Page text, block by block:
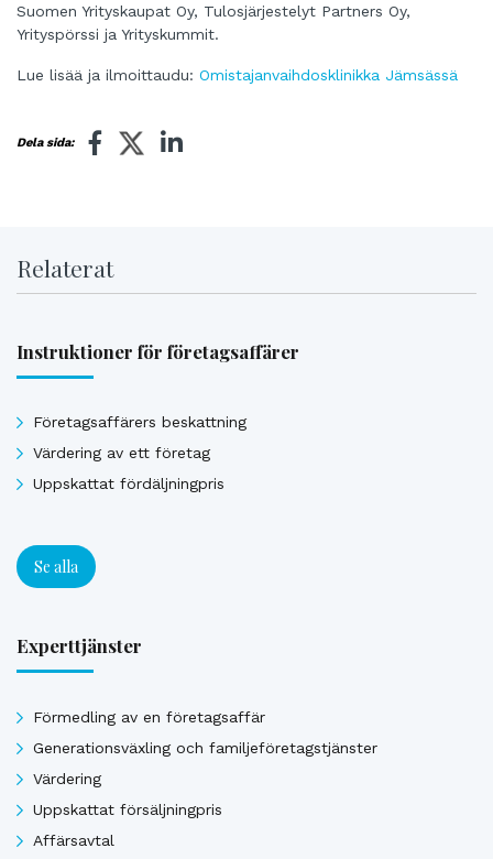
Suomen Yrityskaupat Oy, Tulosjärjestelyt Partners Oy,
Yrityspörssi ja Yrityskummit.
Lue lisää ja ilmoittaudu: Omistajanvaihdosklinikka Jämsässä
Dela sida:
Relaterat
Instruktioner för företagsaffärer
Företagsaffärers beskattning
Värdering av ett företag
Uppskattat fördäljningpris
Se alla
Experttjänster
Förmedling av en företagsaffär
Generationsväxling och familjeföretagstjänster
Värdering
Uppskattat försäljningpris
Affärsavtal